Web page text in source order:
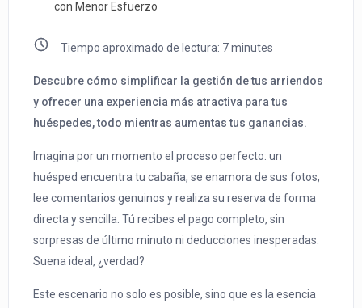
con Menor Esfuerzo
Tiempo aproximado de lectura: 7minutes
Descubre cómo simplificar la gestión de tus arriendos
y ofrecer una experiencia más atractiva para tus
huéspedes, todo mientras aumentas tus ganancias.
Imagina por un momento el proceso perfecto: un
huésped encuentra tu cabaña, se enamora de sus fotos,
lee comentarios genuinos y realiza su reserva de forma
directa y sencilla. Tú recibes el pago completo, sin
sorpresas de último minuto ni deducciones inesperadas.
Suena ideal, ¿verdad?
Este escenario no solo es posible, sino que es la esencia